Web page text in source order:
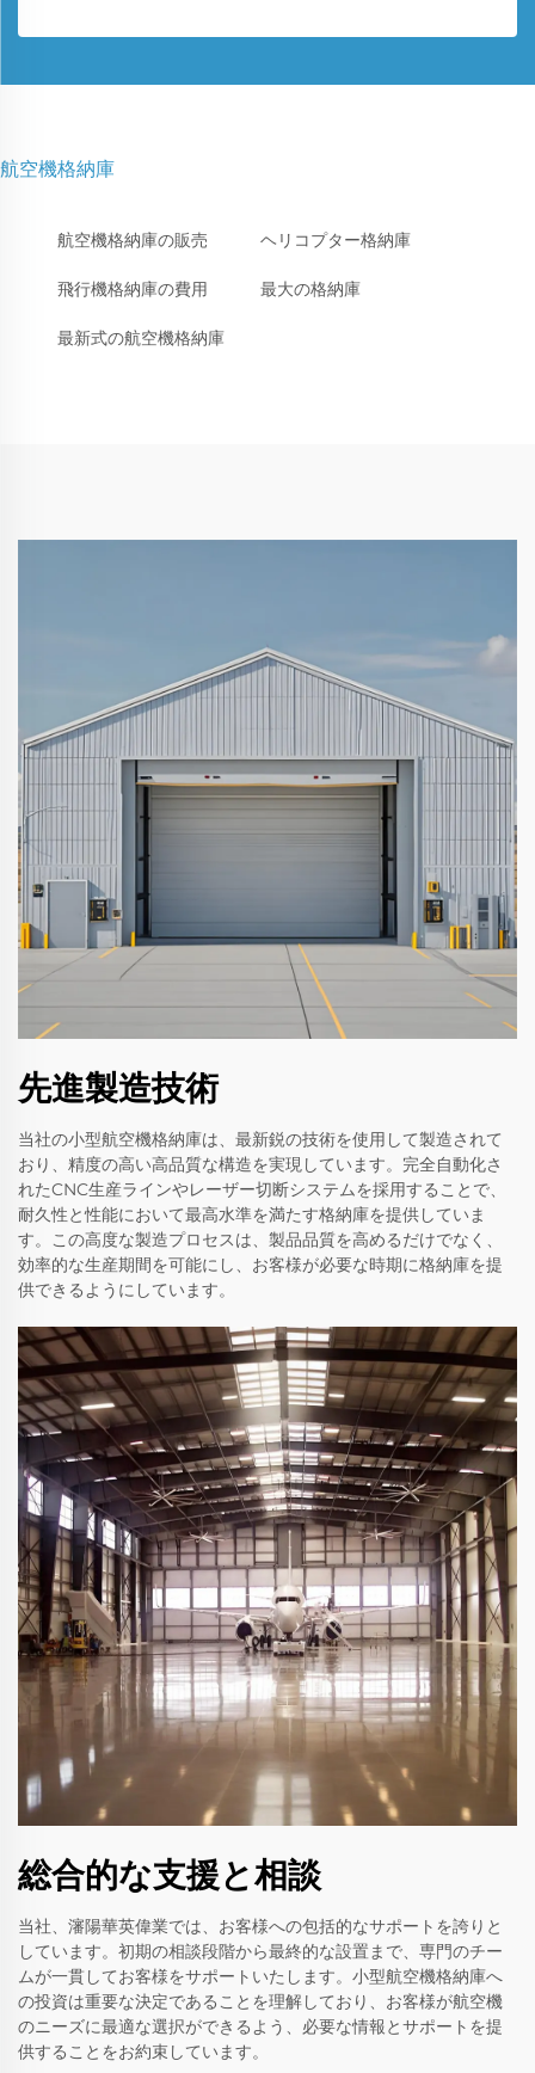
航空機格納庫
航空機格納庫の販売 ヘリコプター格納庫
飛行機格納庫の費用 最大の格納庫
最新式の航空機格納庫
先進製造技術
当社の小型航空機格納庫は、最新鋭の技術を使用して製造されて
おり、精度の高い高品質な構造を実現しています。完全自動化さ
れたCNC生産ラインやレーザー切断システムを採用することで、
耐久性と性能において最高水準を満たす格納庫を提供していま
す。この高度な製造プロセスは、製品品質を高めるだけでなく、
効率的な生産期間を可能にし、お客様が必要な時期に格納庫を提
供できるようにしています。
総合的な支援と相談
当社、瀋陽華英偉業では、お客様への包括的なサポートを誇りと
しています。初期の相談段階から最終的な設置まで、専門のチー
ムが一貫してお客様をサポートいたします。小型航空機格納庫へ
の投資は重要な決定であることを理解しており、お客様が航空機
のニーズに最適な選択ができるよう、必要な情報とサポートを提
供することをお約束しています。